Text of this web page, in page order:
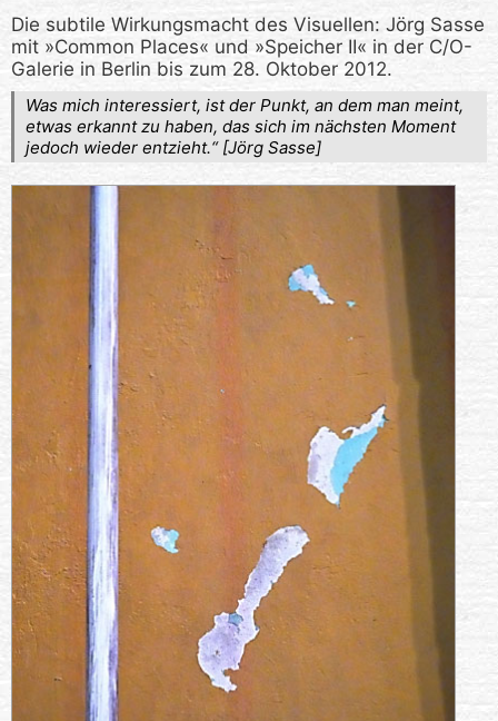
Die subtile Wirkungsmacht des Visuellen: Jörg Sasse
mit »Common Places« und »Speicher II« in der C/O-
Galerie in Berlin bis zum 28. Oktober 2012.
Was mich interessiert, ist der Punkt, an dem man meint,
etwas erkannt zu haben, das sich im nächsten Moment
jedoch wieder entzieht.“ [Jörg Sasse]